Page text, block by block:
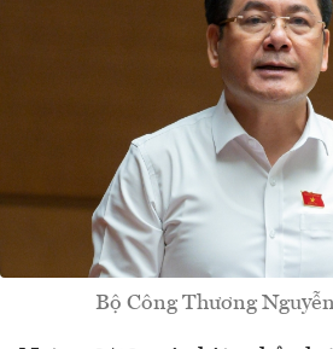
Bộ Công Thương